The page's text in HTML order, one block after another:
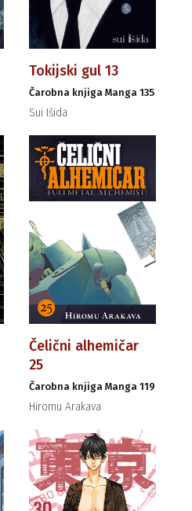
Tokijski gul 13
Čarobna knjiga Manga 135
Sui Išida
Čelični alhemičar
25
Čarobna knjiga Manga 119
Hiromu Arakava